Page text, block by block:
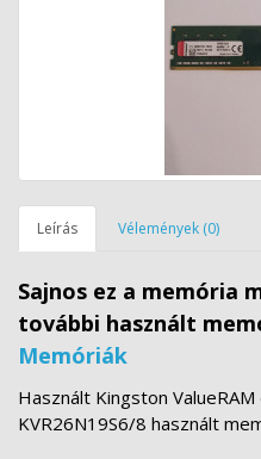
Leírás Vélemények (0)
Sajnos ez a memória
további használt
Memóriák
Használt Kingston
KVR26N19S6/8 használt